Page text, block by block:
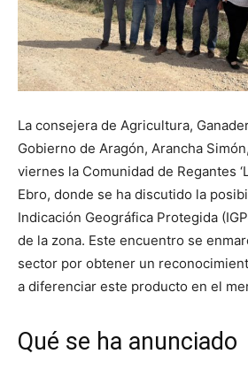
La consejera de Agricultura,
Gobierno de Aragón, Arancha
viernes la Comunidad de Regantes
Ebro, donde se ha discutido la
Indicación Geográfica Protegida
de la zona. Este encuentro se
sector por obtener un
a diferenciar este producto en el
Qué se ha anunciado